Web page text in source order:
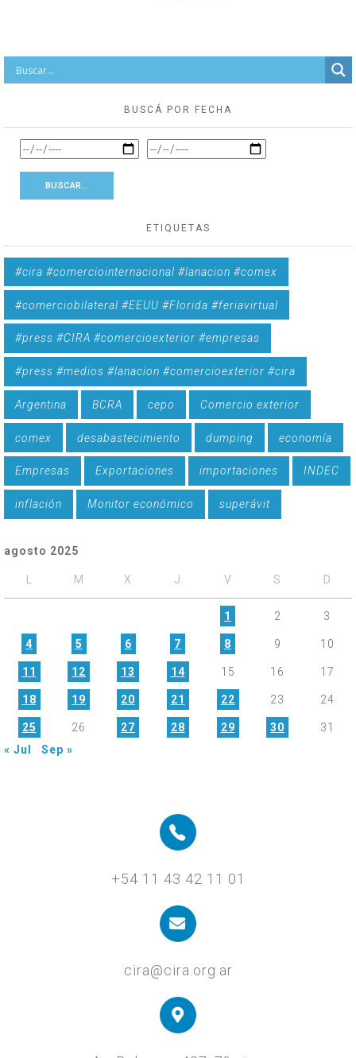
BUSCÁ POR FECHA
ETIQUETAS
#cira #comerciointernacional #lanacion #comex
#comerciobilateral #EEUU #Florida #feriavirtual
#press #CIRA #comercioexterior #empresas
#press #medios #lanacion #comercioexterior #cira
Argentina BCRA cepo Comercio exterior
comex desabastecimiento dumping economía
Empresas Exportaciones importaciones INDEC
inflación Monitor económico superávit
agosto 2025
M X J V S D
1 2 3
4 5 6 7 8 9 10
11 12 13 14 15 16 17
18 19 20 21 22 23 24
25 26 27 28 29 30
31
« Jul
Sep »
+54 11 43 42 11 01
cira@cira.org.ar